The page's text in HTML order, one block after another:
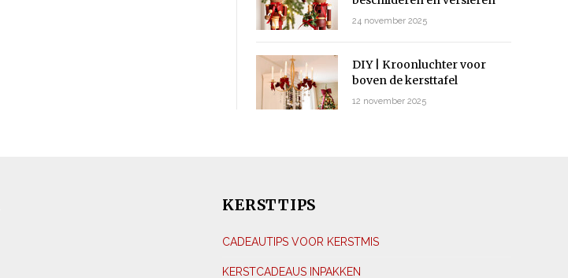
24 november 2025
DIY | Kroonluchter voor
boven de kersttafel
12 november 2025
KERSTTIPS
CADEAUTIPS VOOR KERSTMIS
KERSTCADEAUS INPAKKEN